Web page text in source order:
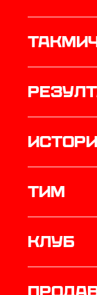
ТИМ
Клуб